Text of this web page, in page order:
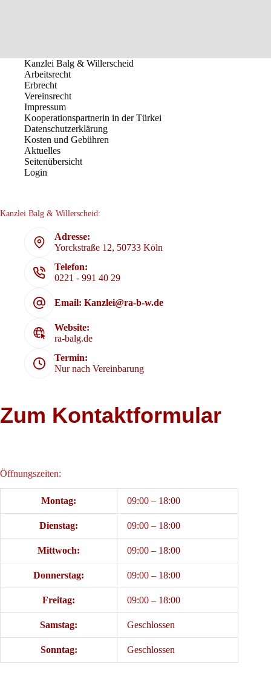
Kanzlei Balg & Willerscheid
Arbeitsrecht
Erbrecht
Vereinsrecht
Impressum
Kooperationspartnerin in der Türkei
Datenschutzerklärung
Kosten und Gebühren
Aktuelles
Seitenübersicht
Login
Kanzlei Balg & Willerscheid:
Adresse:
Yorckstraße 12, 50733 Köln
Telefon:
0221 - 991 40 29
Email: Kanzlei@ra-b-w.de
Website:
ra-balg.de
Termin:
Nur nach Vereinbarung
Zum Kontaktformular
Öffnungszeiten:
Montag: 09:00 – 18:00
Dienstag: 09:00 – 18:00
Mittwoch: 09:00 – 18:00
Donnerstag: 09:00 – 18:00
Freitag: 09:00 – 18:00
Samstag: Geschlossen
Sonntag: Geschlossen